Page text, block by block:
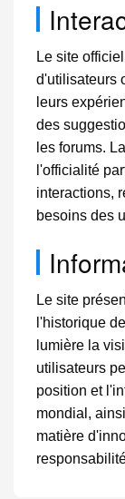
Le site
d'utilisateurs
leurs
des
les forums.
l'officialité
interactions,
besoins des
Le site
l'historique
lumière la
utilisateurs
position et
mondial,
matière